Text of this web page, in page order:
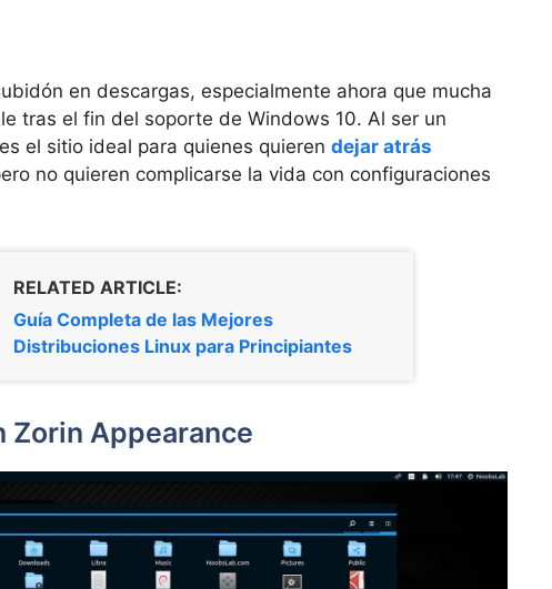
en descargas, especialmente ahora que mucha
tras el fin del soporte de Windows 10. Al ser un
el sitio ideal para quienes quieren dejar atrás
no quieren complicarse la vida con configuraciones
RELATED ARTICLE:
Guía Completa de las Mejores
Distribuciones Linux para Principiantes
Zorin Appearance